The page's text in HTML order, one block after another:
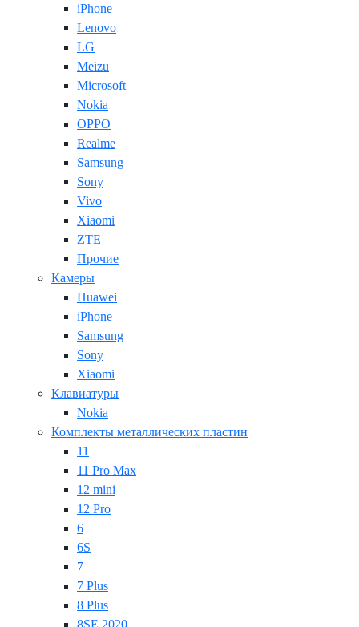
iPhone
Lenovo
LG
Meizu
Microsoft
Nokia
OPPO
Realme
Samsung
Sony
Vivo
Xiaomi
ZTE
Прочие
Камеры
Huawei
iPhone
Samsung
Sony
Xiaomi
Клавиатуры
Nokia
Комплекты металлических пластин
11
11 Pro Max
12 mini
12 Pro
6
6S
7
7 Plus
8 Plus